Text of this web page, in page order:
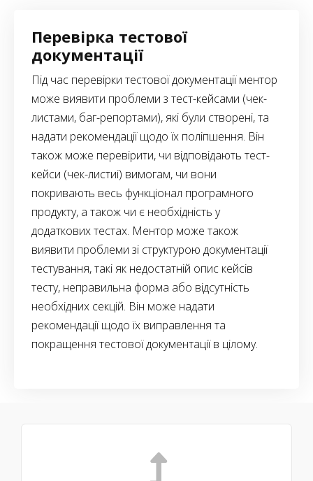
Перевірка тестової
документації
Під час перевірки тестової документації ментор
може виявити проблеми з тест-кейсами (чек-
листами, баг-репортами), які були створені, та
надати рекомендації щодо їх поліпшення. Він
також може перевірити, чи відповідають тест-
кейси (чек-листиі) вимогам, чи вони
покривають весь функціонал програмного
продукту, а також чи є необхідність у
додаткових тестах. Ментор може також
виявити проблеми зі структурою документації
тестування, такі як недостатній опис кейсів
тесту, неправильна форма або відсутність
необхідних секцій. Він може надати
рекомендації щодо їх виправлення та
покращення тестової документації в цілому.